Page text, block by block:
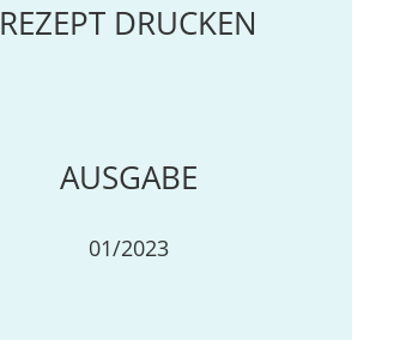
REZEPT DRUCKEN
AUSGABE
01/2023